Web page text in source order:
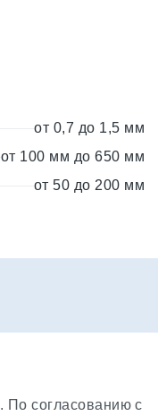
от 0,7 до 1,5 мм
от 100 мм до 650 мм
от 50 до 200 мм
По согласованию с